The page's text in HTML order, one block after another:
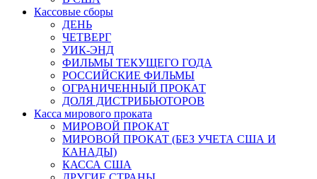
Кассовые сборы
ДЕНЬ
ЧЕТВЕРГ
УИК-ЭНД
ФИЛЬМЫ ТЕКУЩЕГО ГОДА
РОССИЙСКИЕ ФИЛЬМЫ
ОГРАНИЧЕННЫЙ ПРОКАТ
ДОЛЯ ДИСТРИБЬЮТОРОВ
Касса мирового проката
МИРОВОЙ ПРОКАТ
МИРОВОЙ ПРОКАТ (БЕЗ УЧЕТА США И
КАНАДЫ)
КАССА США